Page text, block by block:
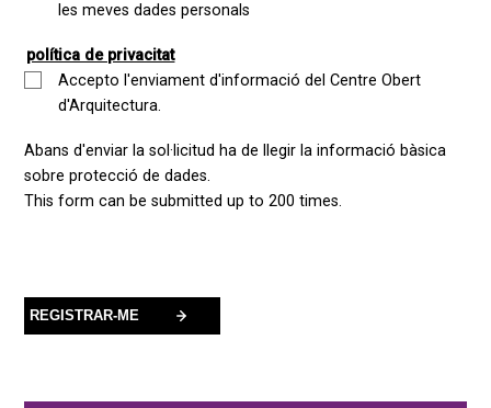
les meves dades personals
política de privacitat
Accepto l'enviament d'informació del Centre Obert
d'Arquitectura.
Abans d'enviar la sol·licitud ha de llegir la informació bàsica
sobre protecció de dades.
This form can be submitted up to 200 times.